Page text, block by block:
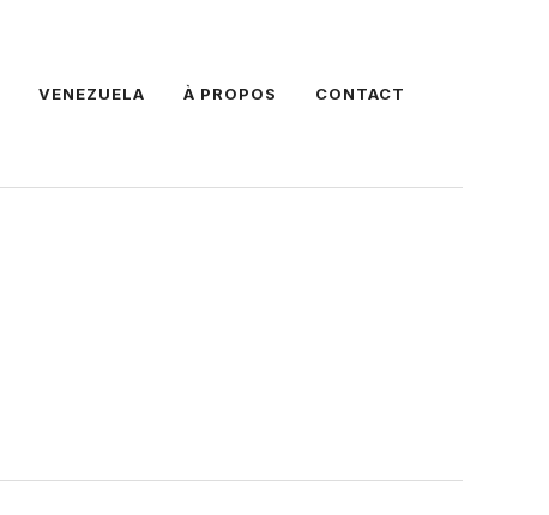
VENEZUELA À PROPOS CONTACT